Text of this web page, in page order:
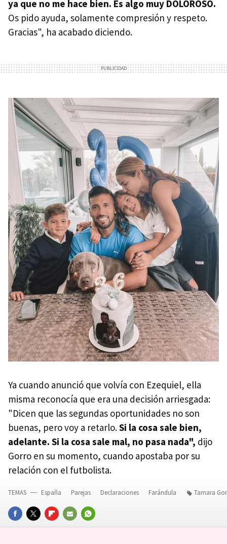
ya que no me hace bien. Es algo muy DOLOROSO.
Os pido ayuda, solamente compresión y respeto.
Gracias", ha acabado diciendo.
Ya cuando anunció que volvía con Ezequiel, ella
misma reconocía que era una decisión arriesgada:
"Dicen que las segundas oportunidades no son
buenas, pero voy a retarlo.Si la cosa sale bien,
adelante. Si la cosa sale mal, no pasa nada", dijo
Gorro en su momento, cuando apostaba por su
relación con el futbolista.
FACEBOOKTWITTERFLIPBOARD
E-
WHATSAPP
TEMAS España Parejas Declaraciones Farándula Tamara